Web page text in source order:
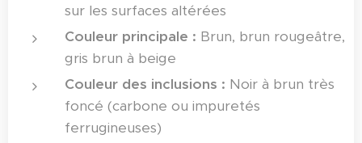
sur les surfaces altérées
Couleur principale : Brun, brun rougeâtre,
gris brun à beige
Couleur des inclusions : Noir à brun très
foncé (carbone ou impuretés
ferrugineuses)